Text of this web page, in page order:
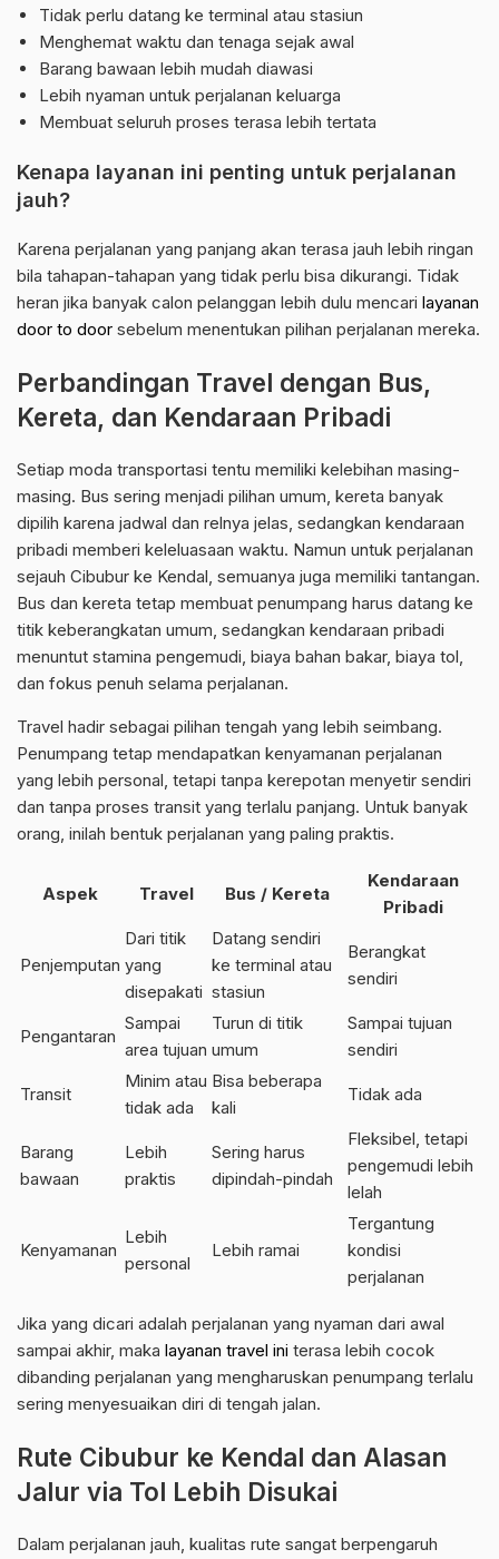
Tidak perlu datang ke terminal atau stasiun
Menghemat waktu dan tenaga sejak awal
Barang bawaan lebih mudah diawasi
Lebih nyaman untuk perjalanan keluarga
Membuat seluruh proses terasa lebih tertata
Kenapa layanan ini penting untuk perjalanan
jauh?
Karena perjalanan yang panjang akan terasa jauh lebih ringan
bila tahapan-tahapan yang tidak perlu bisa dikurangi. Tidak
heran jika banyak calon pelanggan lebih dulu mencari layanan
door to door sebelum menentukan pilihan perjalanan mereka.
Perbandingan Travel dengan Bus,
Kereta, dan Kendaraan Pribadi
Setiap moda transportasi tentu memiliki kelebihan masing-
masing. Bus sering menjadi pilihan umum, kereta banyak
dipilih karena jadwal dan relnya jelas, sedangkan kendaraan
pribadi memberi keleluasaan waktu. Namun untuk perjalanan
sejauh Cibubur ke Kendal, semuanya juga memiliki tantangan.
Bus dan kereta tetap membuat penumpang harus datang ke
titik keberangkatan umum, sedangkan kendaraan pribadi
menuntut stamina pengemudi, biaya bahan bakar, biaya tol,
dan fokus penuh selama perjalanan.
Travel hadir sebagai pilihan tengah yang lebih seimbang.
Penumpang tetap mendapatkan kenyamanan perjalanan
yang lebih personal, tetapi tanpa kerepotan menyetir sendiri
dan tanpa proses transit yang terlalu panjang. Untuk banyak
orang, inilah bentuk perjalanan yang paling praktis.
Aspek Travel Bus / Kereta
Kendaraan
Pribadi
Penjemputan
Dari titik
yang
disepakati
Datang sendiri
ke terminal atau
stasiun
Berangkat
sendiri
Pengantaran
Sampai
area tujuan
Turun di titik
umum
Sampai tujuan
sendiri
Transit
Minim atau
tidak ada
Bisa beberapa
kali
Tidak ada
Barang
bawaan
Lebih
praktis
Sering harus
dipindah-pindah
Fleksibel, tetapi
pengemudi lebih
lelah
Kenyamanan
Lebih
personal
Lebih ramai
Tergantung
kondisi
perjalanan
Jika yang dicari adalah perjalanan yang nyaman dari awal
sampai akhir, maka layanan travel ini terasa lebih cocok
dibanding perjalanan yang mengharuskan penumpang terlalu
sering menyesuaikan diri di tengah jalan.
Rute Cibubur ke Kendal dan Alasan
Jalur via Tol Lebih Disukai
Dalam perjalanan jauh, kualitas rute sangat berpengaruh